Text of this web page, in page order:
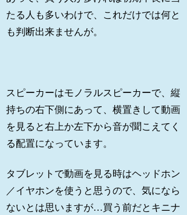
たる人も多いわけで、これだけでは何と
も判断出来ませんが。
スピーカーはモノラルスピーカーで、縦
持ちの右下側にあって、横置きして動画
を見ると右上か左下から音が聞こえてく
る配置になっています。
タブレットで動画を見る時はヘッドホン
／イヤホンを使うと思うので、気になら
ないとは思いますが…買う前だとキニナ